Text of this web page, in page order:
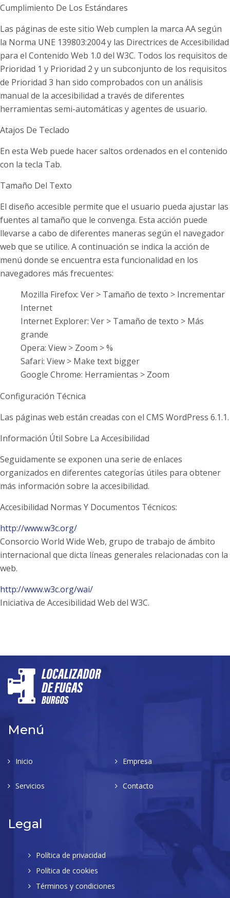
Cumplimiento De Los Estándares
Las páginas de este sitio Web cumplen la marca AA según
la Norma UNE 139803:2004 y las Directrices de Accesibilidad
para el Contenido Web 1.0 del W3C. Todos los requisitos de
Prioridad 1 y Prioridad 2 y un subconjunto de los requisitos
de Prioridad 3 han sido comprobados con un análisis
manual de la accesibilidad a través de diferentes
herramientas semi-automáticas y agentes de usuario.
Atajos De Teclado
En esta Web puede hacer saltos ordenados en el contenido
con la tecla Tab.
Tamaño Del Texto
El diseño accesible permite que el usuario pueda ajustar las
fuentes al tamaño que le convenga. Esta acción puede
llevarse a cabo de diferentes maneras según el navegador
web que se utilice. A continuación se indica la acción de
menú donde se encuentra esta funcionalidad en los
navegadores más frecuentes:
Mozilla Firefox: Ver > Tamaño de texto > Incrementar
Internet
Internet Explorer: Ver > Tamaño de texto > Más
grande
Opera: View > Zoom > %
Safari: View > Make text bigger
Google Chrome: Herramientas > Zoom
Configuración Técnica
Las páginas web están creadas con el CMS WordPress 6.1.1.
Información Útil Sobre La Accesibilidad
Seguidamente se exponen una serie de enlaces
organizados en diferentes categorías útiles para obtener
más información sobre la accesibilidad.
Accesibilidad Normas Y Documentos Técnicos:
http://www.w3c.org/
Consorcio World Wide Web, grupo de trabajo de ámbito
internacional que dicta líneas generales relacionadas con la
web.
http://www.w3c.org/wai/
Iniciativa de Accesibilidad Web del W3C.
Menú
Inicio Empresa
Servicios Contacto
Legal
Política de privacidad
Política de cookies
Términos y condiciones